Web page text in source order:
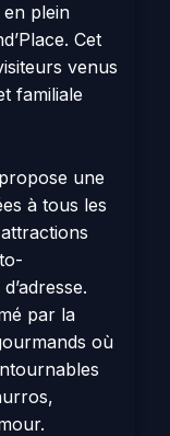
plein
Cet
venus
familiale
une
à tous les
par la
où